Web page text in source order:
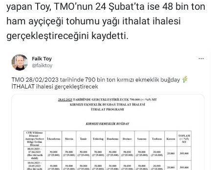
yapan Toy, TMO’nun 24 Şubat’ta ise 48 bin ton
ham ayçiçeği tohumu yağı ithalat ihalesi
gerçekleştireceğini kaydetti.